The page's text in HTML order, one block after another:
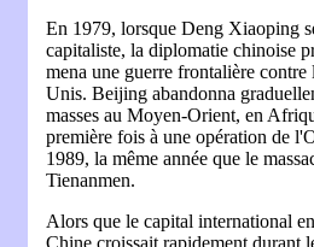
En 1979, lorsque Deng Xiaoping
capitaliste, la diplomatie chinoise
mena une guerre frontalière
Unis. Beijing abandonna
masses au Moyen-Orient, en
première fois à une opération de
1989, la même année que le
Tienanmen.
Alors que le capital international